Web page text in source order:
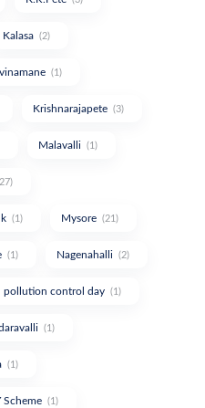
Kalasa (2)
(1)
Krishnarajapete (3)
Malavalli (1)
(1) Mysore (21)
(1) Nagenahalli (2)
pollution control day (1)
(1)
(1)
Scheme (1)